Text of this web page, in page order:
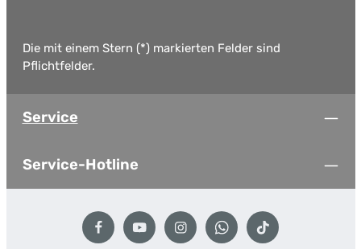
Die mit einem Stern (*) markierten Felder sind
Pflichtfelder.
Service
Service-Hotline